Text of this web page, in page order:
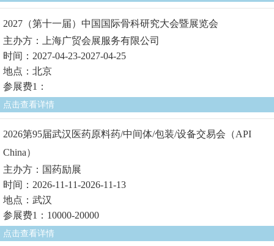
2027（第十一届）中国国际骨科研究大会暨展览会
主办方：上海广贸会展服务有限公司
时间：2027-04-23-2027-04-25
地点：北京
参展费1：
点击查看详情
2026第95届武汉医药原料药/中间体/包装/设备交易会（API
China）
主办方：国药励展
时间：2026-11-11-2026-11-13
地点：武汉
参展费1：10000-20000
点击查看详情